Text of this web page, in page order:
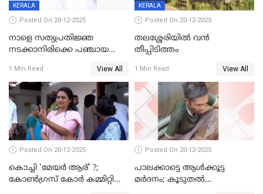
KERALA
Posted On 20-12-2025
നാളെ സത്യപ്രതിജ്ഞ
നടക്കാനിരിക്കെ പഞ്ചായത്ത്
1 Min Read View All
KERALA
Posted On 20-12-2025
തലശ്ശേരിയിൽ വൻ
തീപ്പിടിത്തം
1 Min Read View All
Posted On 20-12-2025
കൊച്ചി 'മേയർ ആര്' ?;
കോണ്‍ഗ്രസ് കോര്‍ കമ്മിറ്റി
Posted On 20-12-2025
പാലക്കാട്ടെ ആള്‍ക്കൂട്ട
മര്‍ദനം; കൂടുതല്‍